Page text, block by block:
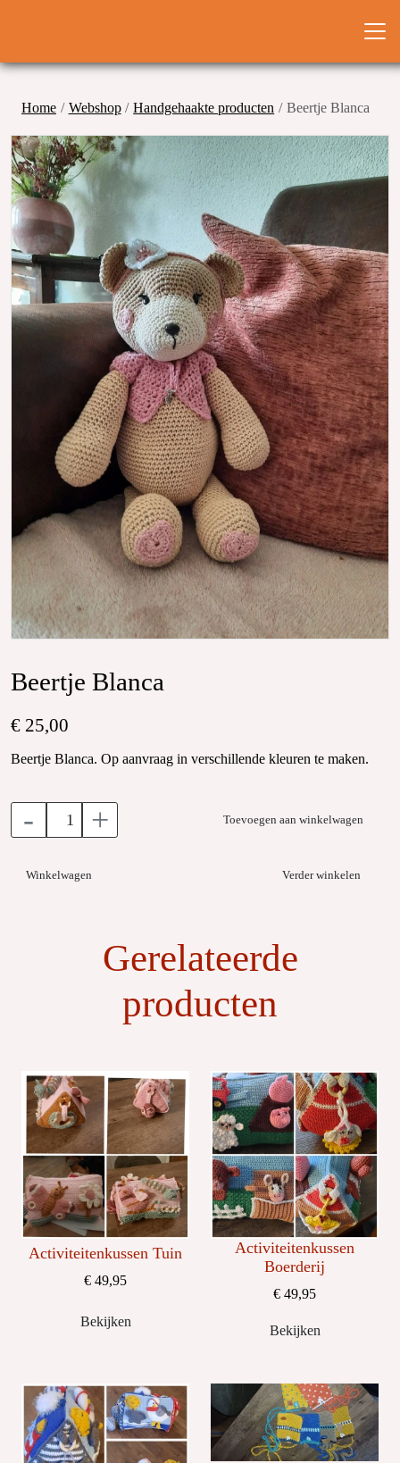
Home Webshop Handgehaakte producten Beertje Blanca
Beertje Blanca
€ 25,00
Beertje Blanca. Op aanvraag in verschillende kleuren te maken.
- + Toevoegen aan winkelwagen
Winkelwagen Verder winkelen
Gerelateerde
producten
Activiteitenkussen Tuin
€ 49,95
Bekijken
Activiteitenkussen
Boerderij
€ 49,95
Bekijken